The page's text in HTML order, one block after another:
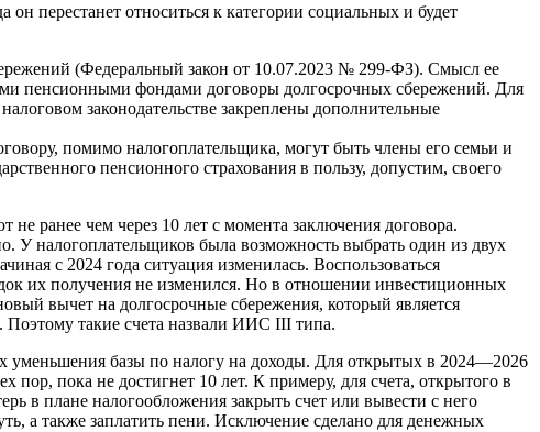
перестанет относиться к категории социальных и будет
(Федеральный закон от 10.07.2023 № 299-ФЗ). Смысл ее
пенсионными фондами договоры долгосрочных сбережений. Для
законодательстве закреплены дополнительные
помимо налогоплательщика, могут быть члены его семьи и
пенсионного страхования в пользу, допустим, своего
ранее чем через 10 лет с момента заключения договора.
У налогоплательщиков была возможность выбрать один из двух
с 2024 года ситуация изменилась. Воспользоваться
их получения не изменился. Но в отношении инвестиционных
вычет на долгосрочные сбережения, который является
Поэтому такие счета назвали ИИС III типа.
уменьшения базы по налогу на доходы. Для открытых в 2024—2026
пор, пока не достигнет 10 лет. К примеру, для счета, открытого в
в плане налогообложения закрыть счет или вывести с него
а также заплатить пени. Исключение сделано для денежных